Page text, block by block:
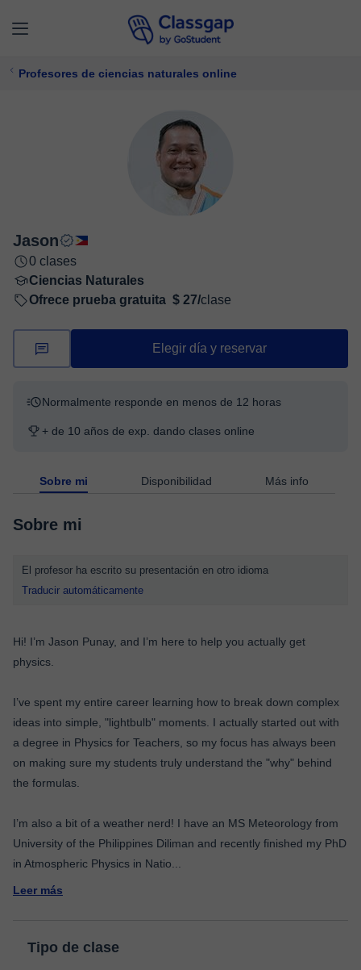
Profesores de ciencias naturales online
Jason
0 clases
Ciencias Naturales
Ofrece prueba gratuita $ 27/clase
Elegir día y reservar
Normalmente responde en menos de 12 horas
+ de 10 años de exp. dando clases online
Sobre mi Disponibilidad Más info
Sobre mi
El profesor ha escrito su presentación en otro idioma
Traducir automáticamente
Hi! I’m Jason Punay, and I’m here to help you actually get
physics.
I’ve spent my entire career learning how to break down complex
ideas into simple, "lightbulb" moments. I actually started out with
a degree in Physics for Teachers, so my focus has always been
on making sure my students truly understand the "why" behind
the formulas.
I’m also a bit of a weather nerd! I have an MS Meteorology from
University of the Philippines Diliman and recently finished my PhD
in Atmospheric Physics in Natio
Leer más
Tipo de clase